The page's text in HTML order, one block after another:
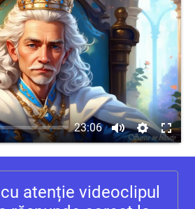
23:06
atenție videoclipul